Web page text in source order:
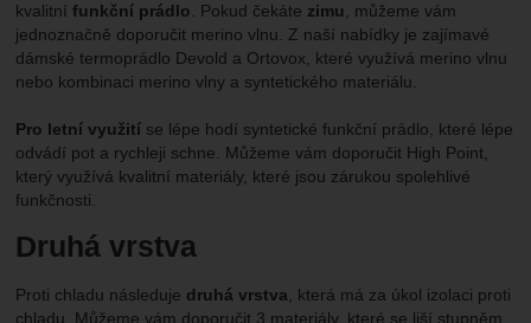
kvalitnífunkční prádlo. Pokud čekáte zimu, můžeme vám
jednoznačně doporučit merino vlnu. Z naší nabídky je zajímavé
dámské termoprádlo Devold a Ortovox, které využívá merino vlnu
nebo kombinaci merino vlny a syntetického materiálu.
Pro letní využití se lépe hodí syntetické funkční prádlo, které lépe
odvádí pot a rychleji schne. Můžeme vám doporučit High Point,
který využívá kvalitní materiály, které jsou zárukou spolehlivé
funkčnosti.
Druhá vrstva
Proti chladu následuje druhá vrstva, která má za úkol izolaci proti
chladu. Můžeme vám doporučit 3 materiály, které se liší stupněm